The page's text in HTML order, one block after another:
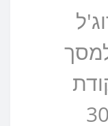
הראיה מ90 מעלות ל30